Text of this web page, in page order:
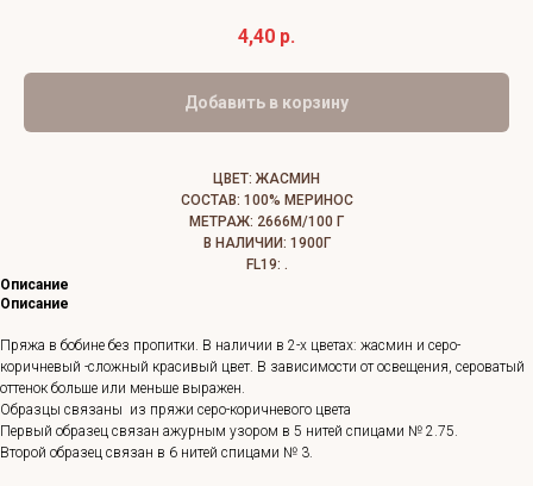
4,40 р.
Добавить в корзину
ЦВЕТ: ЖАСМИН
СОСТАВ: 100% МЕРИНОС
МЕТРАЖ: 2666М/100 Г
В НАЛИЧИИ: 1900Г
FL19: .
Описание
Описание
Пряжа в бобине без пропитки. В наличии в 2-х цветах: жасмин и серо-
коричневый -сложный красивый цвет. В зависимости от освещения, сероватый
оттенок больше или меньше выражен.
Образцы связаны из пряжи серо-коричневого цвета
Первый образец связан ажурным узором в 5 нитей спицами № 2.75.
Второй образец связан в 6 нитей спицами № 3.